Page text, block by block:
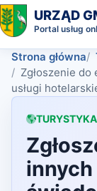
URZĄD
Portal usług
Strona główna
Zgłoszenie
usługi
TURYSTYKA